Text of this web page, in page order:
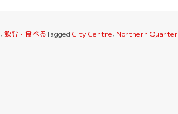
, 飲む・食べるTagged City Centre, Northern Quarter